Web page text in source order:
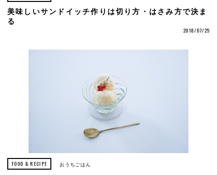
美味しいサンドイッチ作りは切り方・はさみ方で決ま
る
2018/07/25
FOOD & RECIPE おうちごはん